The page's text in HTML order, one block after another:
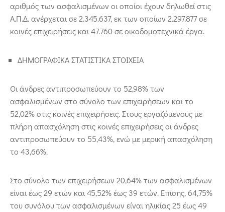
αριθμός των ασφαλισμένων οι οποίοι έχουν δηλωθεί στις
Α.Π.Δ. ανέρχεται σε 2.345.637, εκ των οποίων 2.297.877 σε
κοινές επιχειρήσεις και 47.760 σε οικοδομοτεχνικά έργα.
ΔΗΜΟΓΡΑΦΙΚΑ ΣΤΑΤΙΣΤΙΚΑ ΣΤΟΙΧΕΙΑ
Οι άνδρες αντιπροσωπεύουν το 52,98% των
ασφαλισμένων στο σύνολο των επιχειρήσεων και το
52,02% στις κοινές επιχειρήσεις. Στους εργαζόμενους με
πλήρη απασχόληση στις κοινές επιχειρήσεις οι άνδρες
αντιπροσωπεύουν το 55,43%, ενώ με μερική απασχόληση
το 43,66%.
Στο σύνολο των επιχειρήσεων 20,64% των ασφαλισμένων
είναι έως 29 ετών και 45,52% έως 39 ετών. Επίσης, 64,75%
του συνόλου των ασφαλισμένων είναι ηλικίας 25 έως 49